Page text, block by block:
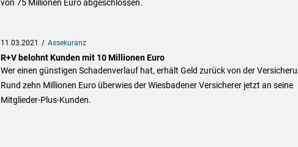
von 75 Millionen Euro abgeschlossen.
11.03.2021 Assekuranz
R+V belohnt Kunden mit 10 Millionen Euro
Wer einen günstigen Schadenverlauf hat, erhält Geld zurück von der
Rund zehn Millionen Euro überwies der Wiesbadener Versicherer jetzt an seine
Mitglieder-Plus-Kunden.